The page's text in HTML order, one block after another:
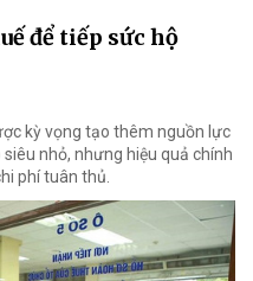
để tiếp sức hộ
kỳ vọng tạo thêm nguồn lực
nhỏ, nhưng hiệu quả chính
phí tuân thủ.